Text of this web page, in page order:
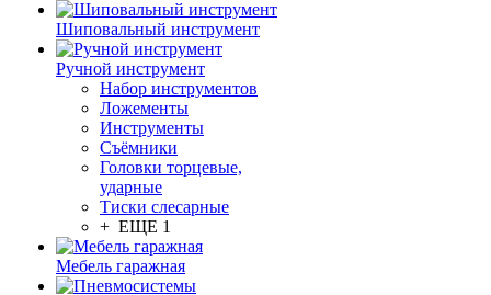
Шиповальный инструмент
Ручной инструмент
Набор инструментов
Ложементы
Инструменты
Съёмники
Головки торцевые,
ударные
Тиски слесарные
+ ЕЩЕ 1
Мебель гаражная